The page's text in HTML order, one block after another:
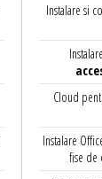
Instalare si
Cloud
Instalare
fise de